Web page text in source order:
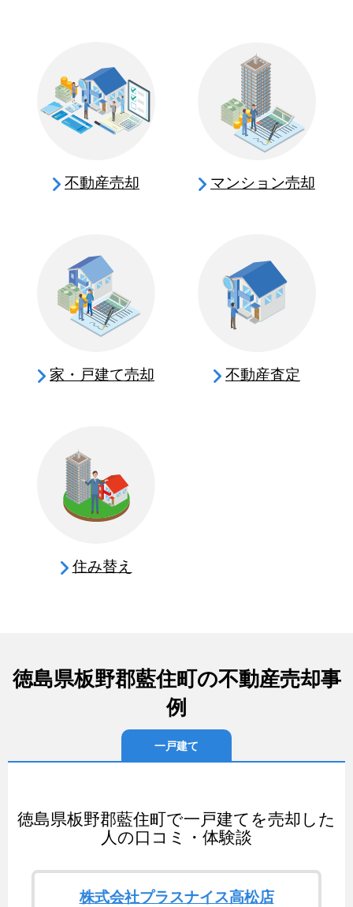
不動産売却 マンション売却
家・戸建て売却 不動産査定
住み替え
徳島県板野郡藍住町の不動産売却事
例
一戸建て
徳島県板野郡藍住町で一戸建てを売却した
人の口コミ・体験談
株式会社プラスナイス高松店